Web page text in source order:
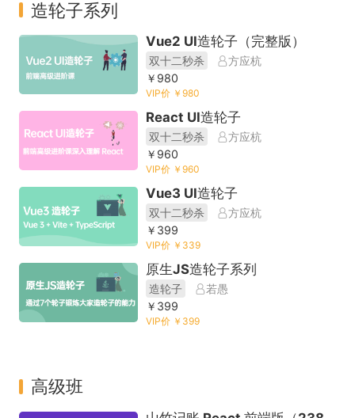
造轮子系列
Vue2 UI造轮子（完整版）
双十二秒杀
方应杭
￥980
VIP价 ￥980
React UI造轮子
双十二秒杀
方应杭
￥960
VIP价 ￥960
Vue3 UI造轮子
双十二秒杀
方应杭
￥399
VIP价 ￥339
原生JS造轮子系列
造轮子
若愚
￥399
VIP价 ￥399
高级班